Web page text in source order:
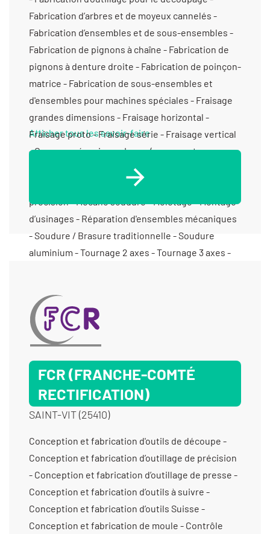
Fabrication d’arbres et de moyeux cannelés -
Fabrication d’ensembles et de sous-ensembles -
Fabrication de pignons à chaîne - Fabrication de
pignons à denture droite - Fabrication de poinçon-
matrice - Fabrication de sous-ensembles et
d'ensembles pour machines spéciales - Fraisage
grandes dimensions - Fraisage horizontal -
Fraisage proto - Fraisage série - Fraisage vertical
- Gravure mécanique - Laser (gravure et
marquage) - Marquage par micro percussion -
Mécanique générale - Mécanique générale de
précision - Mécano soudure - Moletage - Montage
d’usinages - Réparation d'ensembles mécaniques
- Soudure / Brasure traditionnelle - Soudure
aluminium - Tournage 2 axes - Tournage 3 axes -
métaux communs
Afficher tous les savoir-faire
FCR (FRANCHE-COMTÉ
RECTIFICATION)
SAINT-VIT (25410)
Conception et fabrication d'outils de découpe -
Conception et fabrication d’outillage de précision
- Conception et fabrication d’outillage de presse -
Conception et fabrication d’outils à suivre -
Conception et fabrication d’outils Suisse -
Conception et fabrication de moule - Contrôle